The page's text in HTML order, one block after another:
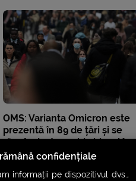
OMS: Varianta Omicron este
prezentă în 89 de țări și se
răspândește rapid chiar și în
cu rate mari de vaccinare
confidențiale
informații pe dispozitivul dvs.,